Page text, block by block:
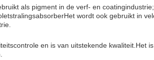
als pigment in de verf- en
wordt ook gebruikt in
en is van uitstekende kwaliteit.Het